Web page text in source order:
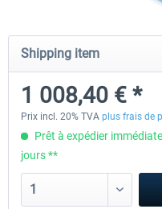
Shipping item
1 008,40 € *
Prix incl. 20% TVA plus frais de
Prêt à expédier
jours **